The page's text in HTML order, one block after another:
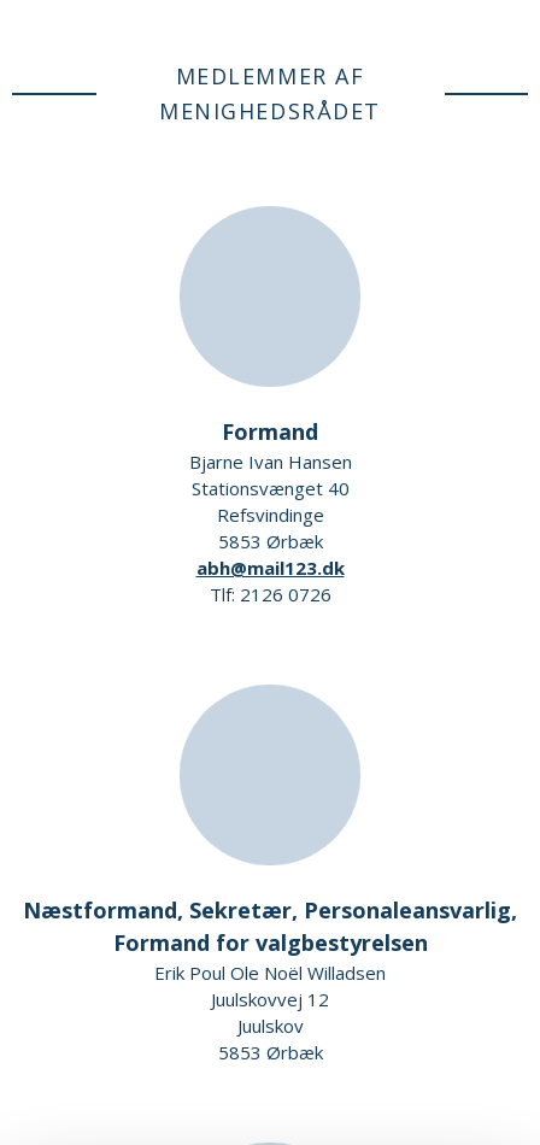
MEDLEMMER AF
MENIGHEDSRÅDET
Formand
Bjarne Ivan Hansen
Stationsvænget 40
Refsvindinge
5853 Ørbæk
abh@mail123.dk
Tlf: 2126 0726
Næstformand, Sekretær, Personaleansvarlig,
Formand for valgbestyrelsen
Erik Poul Ole Noël Willadsen
Juulskovvej 12
Juulskov
5853 Ørbæk